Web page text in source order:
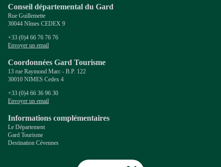
Conseil départemental du Gard
Rue Guillemette
30044 Nîmes CEDEX 9
+33 (0)4 66 76 76 76
Envoyer un email
Coordonnées Gard Tourisme
13 rue Raymond Marc - B.P. 122
30010 NIMES Cedex 4
+33 (0)4 66 36 96 30
Envoyer un email
Informations complémentaires
Le Département
Gard Tourisme
Destination Cévennes